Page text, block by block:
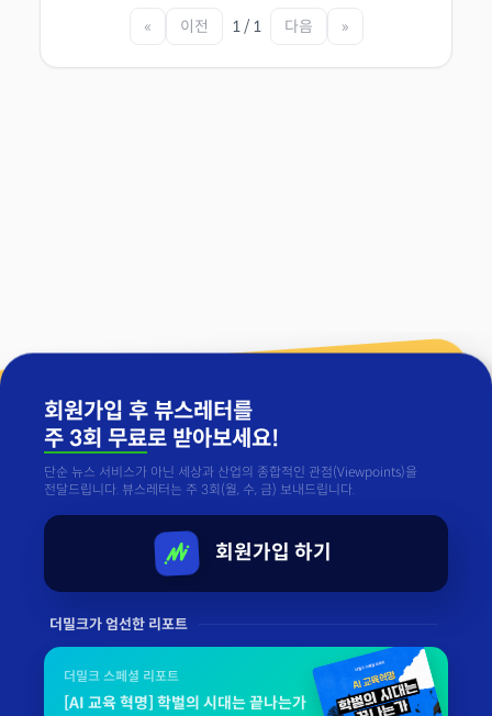
« 이전 1 / 1 다음 »
회원가입 후 뷰스레터를
주 3회 무료로 받아보세요!
단순 뉴스 서비스가 아닌 세상과 산업의 종합적인 관점(Viewpoints)을
전달드립니다. 뷰스레터는 주 3회(월, 수, 금) 보내드립니다.
회원가입 하기
더밀크가 엄선한 리포트
더밀크 스페셜 리포트
[AI 교육 혁명] 학벌의 시대는 끝나는가